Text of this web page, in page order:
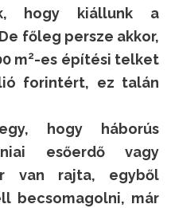
hogy kiállunk a
főleg persze akkor,
m2-es építési telket
forintért, ez talán
hogy háborús
esőerdő vagy
van rajta, egyből
becsomagolni, már